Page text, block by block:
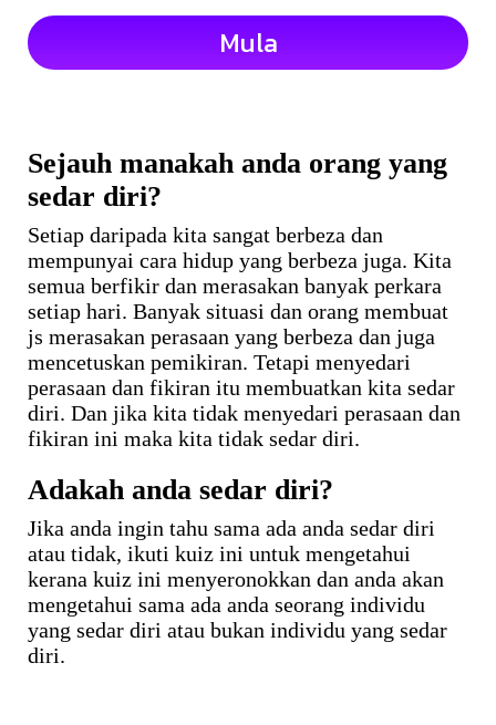
Mula
Sejauh manakah anda orang yang
sedar diri?
Setiap daripada kita sangat berbeza dan
mempunyai cara hidup yang berbeza juga. Kita
semua berfikir dan merasakan banyak perkara
setiap hari. Banyak situasi dan orang membuat
js merasakan perasaan yang berbeza dan juga
mencetuskan pemikiran. Tetapi menyedari
perasaan dan fikiran itu membuatkan kita sedar
diri. Dan jika kita tidak menyedari perasaan dan
fikiran ini maka kita tidak sedar diri.
Adakah anda sedar diri?
Jika anda ingin tahu sama ada anda sedar diri
atau tidak, ikuti kuiz ini untuk mengetahui
kerana kuiz ini menyeronokkan dan anda akan
mengetahui sama ada anda seorang individu
yang sedar diri atau bukan individu yang sedar
diri.